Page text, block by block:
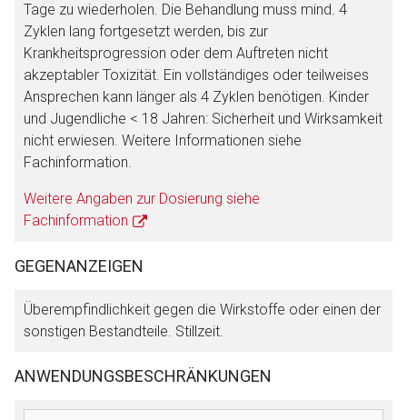
Tage zu wiederholen. Die Behandlung muss mind. 4
Zyklen lang fortgesetzt werden, bis zur
Krankheitsprogression oder dem Auftreten nicht
akzeptabler Toxizität. Ein vollständiges oder teilweises
Ansprechen kann länger als 4 Zyklen benötigen. Kinder
und Jugendliche < 18 Jahren: Sicherheit und Wirksamkeit
nicht erwiesen. Weitere Informationen siehe
Fachinformation.
Weitere Angaben zur Dosierung siehe
Fachinformation
GEGENANZEIGEN
Überempfindlichkeit gegen die Wirkstoffe oder einen der
sonstigen Bestandteile. Stillzeit.
ANWENDUNGSBESCHRÄNKUNGEN